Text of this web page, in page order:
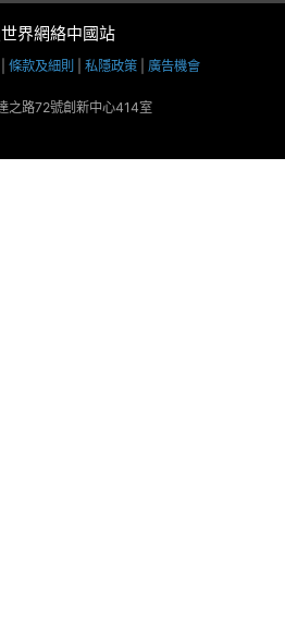
界網絡中國站
條款及細則 私隱政策 廣告機會
之路72號創新中心414室